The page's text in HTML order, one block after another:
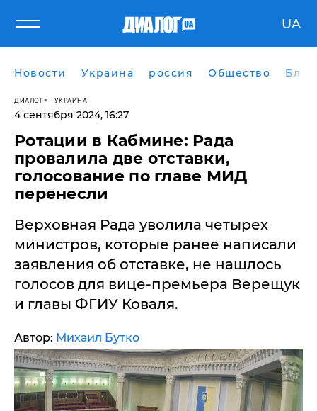
UA
Новости Украина россия Общество
ДИАЛОГ УКРАИНА
4 сентября 2024, 16:27
Ротации в Кабмине: Рада
провалила две отставки,
голосование по главе МИД
перенесли
Верховная Рада уволила четырех
министров, которые ранее написали
заявления об отставке, не нашлось
голосов для вице-премьера Верещук
и главы ФГИУ Коваля.
Автор: Михаил Бутко